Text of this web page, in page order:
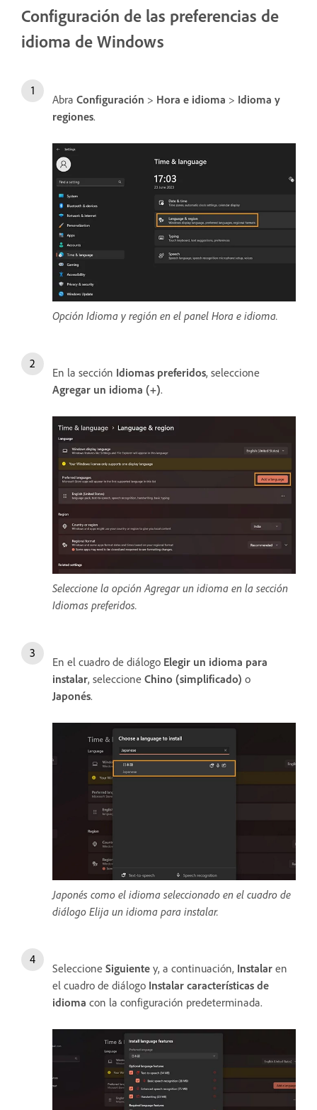
Configuración de las preferencias de
idioma de Windows
Abra Configuración > Hora e idioma > Idioma y
regiones.
Opción Idioma y región en el panel Hora e idioma.
En la sección Idiomas preferidos, seleccione
Agregar un idioma (+).
Seleccione la opción Agregar un idioma en la sección
Idiomas preferidos.
En el cuadro de diálogo Elegir un idioma para
instalar, seleccione Chino (simplificado) o
Japonés.
Japonés como el idioma seleccionado en el cuadro de
diálogo Elija un idioma para instalar.
Seleccione Siguiente y, a continuación, Instalar en
el cuadro de diálogo Instalar características de
idioma con la configuración predeterminada.